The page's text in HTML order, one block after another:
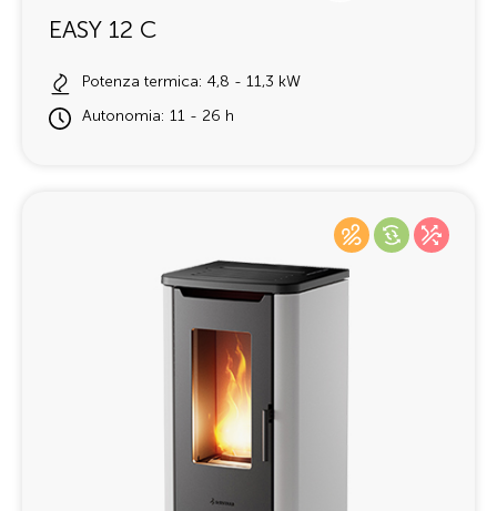
EASY 12 C
Potenza termica: 4,8 - 11,3 kW
Autonomia: 11 - 26 h